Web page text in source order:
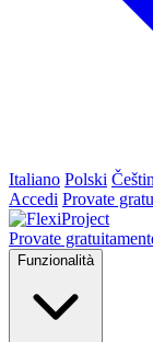
Italiano Polski
Accedi Provate
Provate
Funzionalità